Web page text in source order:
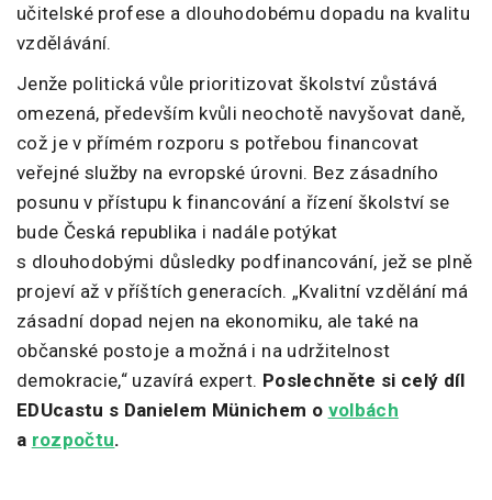
učitelské profese a dlouhodobému dopadu na kvalitu
vzdělávání.
Jenže politická vůle prioritizovat školství zůstává
omezená, především kvůli neochotě navyšovat daně,
což je v přímém rozporu s potřebou financovat
veřejné služby na evropské úrovni. Bez zásadního
posunu v přístupu k financování a řízení školství se
bude Česká republika i nadále potýkat
s dlouhodobými důsledky podfinancování, jež se plně
projeví až v příštích generacích. „Kvalitní vzdělání má
zásadní dopad nejen na ekonomiku, ale také na
občanské postoje a možná i na udržitelnost
demokracie,“ uzavírá expert. Poslechněte si celý díl
EDUcastu s Danielem Münichem o volbách
a rozpočtu.